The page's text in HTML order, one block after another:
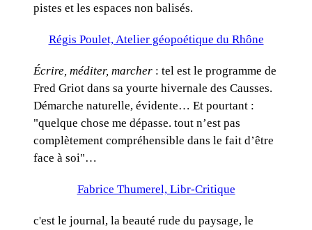
pistes et les espaces non balisés.
Régis Poulet, Atelier géopoétique du Rhône
Écrire, méditer, marcher : tel est le programme de
Fred Griot dans sa yourte hivernale des Causses.
Démarche naturelle, évidente… Et pourtant :
"quelque chose me dépasse. tout n’est pas
complètement compréhensible dans le fait d’être
face à soi"…
Fabrice Thumerel, Libr-Critique
c'est le journal, la beauté rude du paysage, le